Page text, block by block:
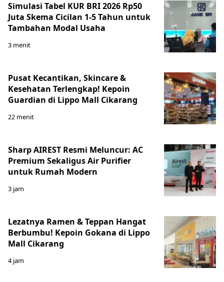
Simulasi Tabel KUR BRI 2026 Rp50
Juta Skema Cicilan 1-5 Tahun untuk
Tambahan Modal Usaha
3 menit
Pusat Kecantikan, Skincare &
Kesehatan Terlengkap! Kepoin
Guardian di Lippo Mall Cikarang
22 menit
Sharp AIREST Resmi Meluncur: AC
Premium Sekaligus Air Purifier
untuk Rumah Modern
3 jam
Lezatnya Ramen & Teppan Hangat
Berbumbu! Kepoin Gokana di Lippo
Mall Cikarang
4 jam